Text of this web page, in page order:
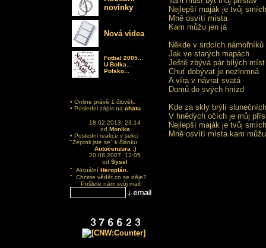
novinky
Nová videa
Fotbal 2005...
U Bolka...
Polsko...
• Online právě 1 člověk.
• Posledni zápis na chatu
18.02.2013, 23:14
od Monika
• Posledni reakce v sekci
"Zeptali jste se" k článku
Autocenzura :)
20.08.2007, 12:05
od Sysel
" Aktuální Heroplán.
" Chcete vědět co se děje?
Pošlete nám svůj mail!
Nejlepší maják je tvůj smích
Mně osvítí místa
Kam můžu jen já
Někde v srdcích námořníků
Jak ve starých mapách
Ještě zbývá pár bílých míst
Chuť dobývat je nezlomná
A víra v návrat svatá
Domů do svých hnízd
Kde za skly brýlí slunečních
V hnědých očích je můj
Nejlepší maják je tvůj smích
Mně osvítí místa kam